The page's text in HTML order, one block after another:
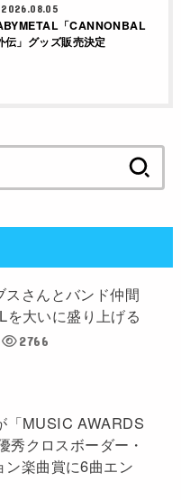
2026.08.05
「CANNONBAL
伝」グッズ販売決定
スさんとバンド仲間
を大いに盛り上げる
2766
「MUSIC AWARDS
秀クロスボーダー・
ン楽曲賞に6曲エン